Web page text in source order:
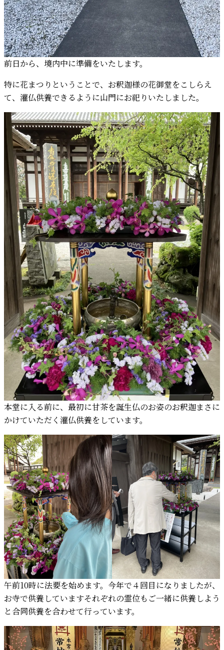
前日から、境内中に準備をいたします。
特に花まつりということで、お釈迦様の花御堂をこしらえ
て、灌仏供養できるように山門にお祀りいたしました。
本堂に入る前に、最初に甘茶を誕生仏のお姿のお釈迦まさに
かけていただく灌仏供養をしています。
午前10時に法要を始めます。今年で４回目になりましたが、
お寺で供養していますそれぞれの霊位もご一緒に供養しよう
と合同供養を合わせて行っています。